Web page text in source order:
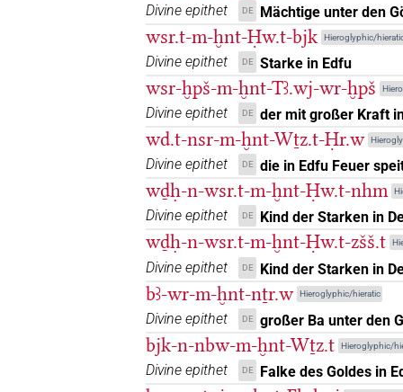
𓰮𔍼𓈖𓏏𓂉 | 1× PREP(infl. unedited)
𓰮𔍼𓈖𓏏𓂊𓉐 | 4× PREP(infl.
𓰮𔍼𓈖𓏏𓏥
𓰮𔍼𓏏𓂉𓉐 | 1× PREP(infl.
𓳼𓏅 | 1× PREP (1)
[] US9W17VARD | 1× PREP (1)
[]𓃿𓏏 | 1× PREP (1)
[]𓃿𓏏𓏭 | 1× PREP (1 )
Divine epithet DE Mächtige unter den
wsr.t-m-ḫnt-Ḥw.t-bjk Hieroglyphic/
Divine epithet DE Starke in Edfu
wsr-ḫpš-m-ḫnt-Tꜣ.wj-wr-ḫpš
Divine epithet DE der mit großer Kraft
wd.t-nsr-m-ḫnt-Wṯz.t-Ḥr.w
Divine epithet DE die in Edfu Feuer
wḏḥ-n-wsr.t-m-ḫnt-Ḥw.t-nhm
Divine epithet DE Kind der Starken in
wḏḥ-n-wsr.t-m-ḫnt-Ḥw.t-zšš.t
Divine epithet DE Kind der Starken in
bꜣ-wr-m-ḫnt-nṯr.w Hieroglyphic/hieratic
Divine epithet DE großer Ba unter den
bjk-n-nbw-m-ḫnt-Wṯz.t Hieroglyphic/
Divine epithet DE Falke des Goldes in